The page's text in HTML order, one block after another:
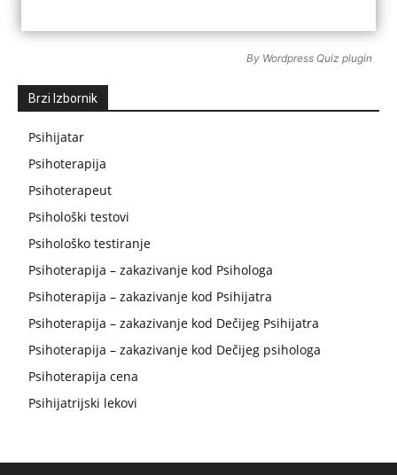
By Wordpress Quiz plugin
Brzi Izbornik
Psihijatar
Psihoterapija
Psihoterapeut
Psihološki testovi
Psihološko testiranje
Psihoterapija – zakazivanje kod Psihologa
Psihoterapija – zakazivanje kod Psihijatra
Psihoterapija – zakazivanje kod Dečijeg Psihijatra
Psihoterapija – zakazivanje kod Dečijeg psihologa
Psihoterapija cena
Psihijatrijski lekovi